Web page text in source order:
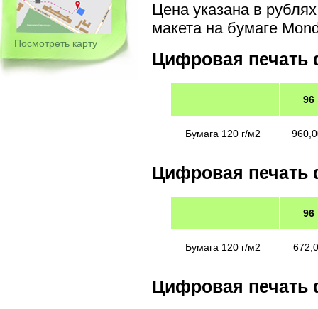
Посмотреть карту
Цена указана в
макета на бумаге
Цифровая печать
96
Бумага 120 г/м2
Цифровая печать
96
Бумага 120 г/м2
Цифровая печать